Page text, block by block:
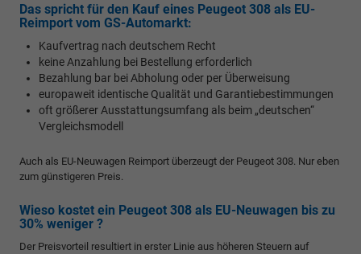
Das spricht für den Kauf eines Peugeot 308 als EU-
Reimport vom GS-Automarkt:
Kaufvertrag nach deutschem Recht
keine Anzahlung bei Bestellung erforderlich
Bezahlung bar bei Abholung oder per Überweisung
europaweit identische Qualität und Garantiebestimmungen
oft größerer Ausstattungsumfang als beim „deutschen“
Vergleichsmodell
Auch als EU-Neuwagen Reimport überzeugt der Peugeot 308. Nur eben
zum günstigeren Preis.
Wieso kostet ein Peugeot 308 als EU-Neuwagen bis zu
30% weniger ?
Der Preisvorteil resultiert in erster Linie aus höheren Steuern auf